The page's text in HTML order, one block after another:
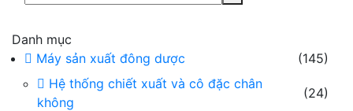
Danh mục
Máy sản xuất đông dược
(145)
Hệ thống chiết xuất và cô đặc chân
không
(24)